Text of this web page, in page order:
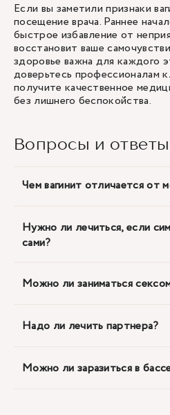
Если вы заметили признаки
посещение врача. Раннее
быстрое избавление от
восстановит ваше
здоровье важна для каждого
доверьтесь профессионалам
получите качественное
без лишнего беспокойства.
Вопросы и ответы
Чем вагинит отличается от
Нужно ли лечиться, если
сами?
Можно ли заниматься
Надо ли лечить партнера?
Можно ли заразиться в